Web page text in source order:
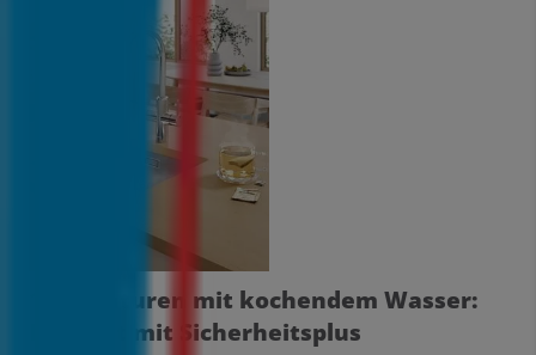
1. Armaturen mit kochendem Wasser:
Komfort mit Sicherheitsplus